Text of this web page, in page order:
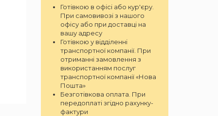
Готівкою в офісі або кур'єру.
При самовивозі з нашого
офісу або при доставці на
вашу адресу
Готівкою у відділенні
транспортної компанії. При
отриманні замовлення з
використанням послуг
транспортної компанії «Нова
Пошта»
Безготівкова оплата. При
передоплаті згідно рахунку-
фактури